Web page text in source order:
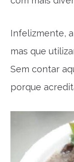
Infelizmente,
mas que
Sem contar
porque